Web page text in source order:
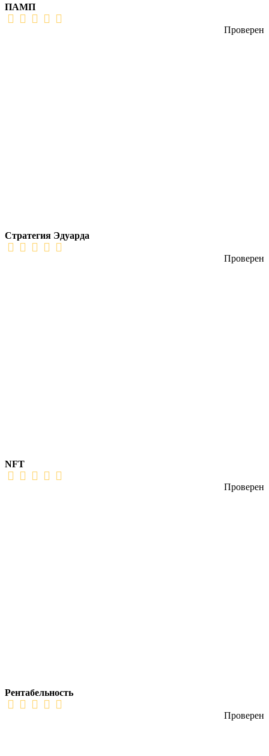
ПАМП
Проверен
Стратегия Эдуарда
Проверен
NFT
Проверен
Рентабельность
Проверен